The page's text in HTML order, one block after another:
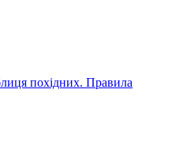
похідних. Правила